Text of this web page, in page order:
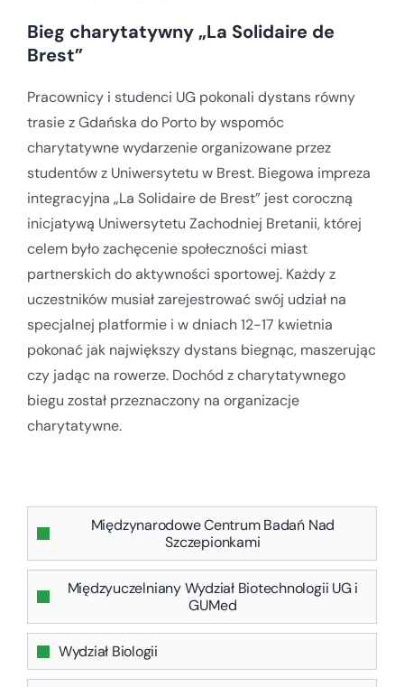
Bieg charytatywny „La Solidaire de
Brest”
Pracownicy i studenci UG pokonali dystans równy
trasie z Gdańska do Porto by wspomóc
charytatywne wydarzenie organizowane przez
studentów z Uniwersytetu w Brest. Biegowa impreza
integracyjna „La Solidaire de Brest” jest coroczną
inicjatywą Uniwersytetu Zachodniej Bretanii, której
celem było zachęcenie społeczności miast
partnerskich do aktywności sportowej. Każdy z
uczestników musiał zarejestrować swój udział na
specjalnej platformie i w dniach 12-17 kwietnia
pokonać jak największy dystans biegnąc, maszerując
czy jadąc na rowerze. Dochód z charytatywnego
biegu został przeznaczony na organizacje
charytatywne.
Międzynarodowe Centrum Badań Nad
Szczepionkami
Międzyuczelniany Wydział Biotechnologii UG i
GUMed
Wydział Biologii